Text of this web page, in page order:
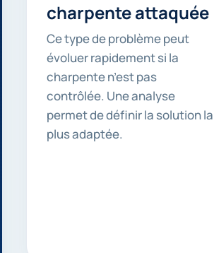
charpente attaquée
Ce type de problème peut
évoluer rapidement si la
charpente n’est pas
contrôlée. Une analyse
permet de définir la solution la
plus adaptée.